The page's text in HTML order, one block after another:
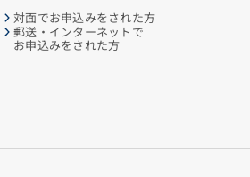
対面でお申込みをされた方
郵送・インターネットで
お申込みをされた方